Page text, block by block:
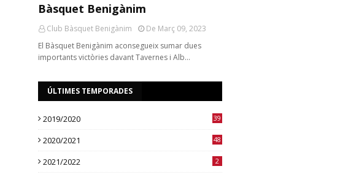
Bàsquet Benigànim
Club Bàsquet Benigànim
De Març 09, 2023
El Bàsquet Benigànim aconsegueix sumar dues
importants victòries davant Tavernes i Alb…
ÚLTIMES TEMPORADES
2019/2020 39
2020/2021 48
2021/2022 2